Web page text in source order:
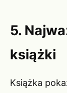
5.
książki
Książka